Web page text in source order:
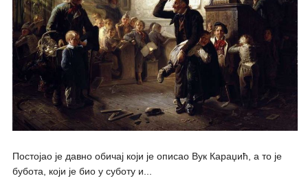
Постојао је давно обичај који је описао Вук Караџић, а то је
бубота, који је био у суботу и...